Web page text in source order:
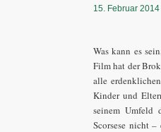
15. Februar 2014
Was kann es
Film hat der
alle
Kinder und
seinem Umfeld
Scorsese nicht